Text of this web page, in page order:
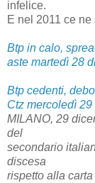
infelice.
E nel 2011 ce
Btp in calo,
aste martedì 28
Btp cedenti,
Ctz mercoledì
MILANO, 29
del
secondario
discesa
rispetto alla